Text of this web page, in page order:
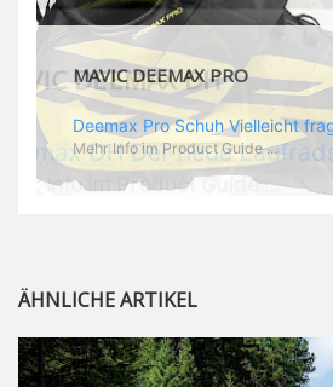
MAVIC DEEMAX PRO
Mehr Info im Product Guide ...
ÄHNLICHE ARTIKEL